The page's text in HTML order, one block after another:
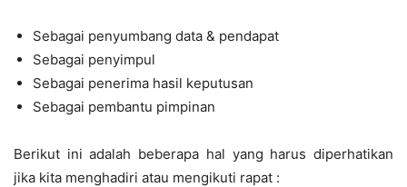
Sebagai penyumbang data & pendapat
Sebagai penyimpul
Sebagai penerima hasil keputusan
Sebagai pembantu pimpinan
Berikut ini adalah beberapa hal yang harus diperhatikan
jika kita menghadiri atau mengikuti rapat :